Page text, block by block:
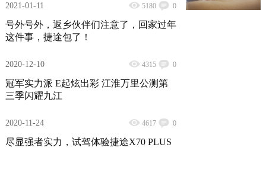
2021-01-11 5180 0
号外号外，返乡伙伴们注意了，回家过年
这件事，捷途包了！
2020-12-10 4315 0
冠军实力派 E起炫出彩 江淮万里公测第
三季闪耀九江
2020-11-24 4617 0
尽显强者实力，试驾体验捷途X70 PLUS